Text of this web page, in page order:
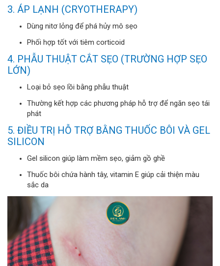
3. ÁP LẠNH (CRYOTHERAPY)
Dùng nitơ lỏng để phá hủy mô sẹo
Phối hợp tốt với tiêm corticoid
4. PHẪU THUẬT CẮT SẸO (TRƯỜNG HỢP SẸO
LỚN)
Loại bỏ sẹo lồi bằng phẫu thuật
Thường kết hợp các phương pháp hỗ trợ để ngăn sẹo tái
phát
5. ĐIỀU TRỊ HỖ TRỢ BẰNG THUỐC BÔI VÀ GEL
SILICON
Gel silicon giúp làm mềm sẹo, giảm gồ ghề
Thuốc bôi chứa hành tây, vitamin E giúp cải thiện màu
sắc da